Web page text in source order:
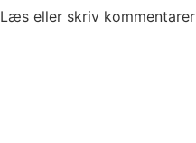
Læs eller skriv kommentarer